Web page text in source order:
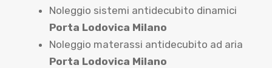
Noleggio sistemi antidecubito dinamici
Porta Lodovica Milano
Noleggio materassi antidecubito ad aria
Porta Lodovica Milano